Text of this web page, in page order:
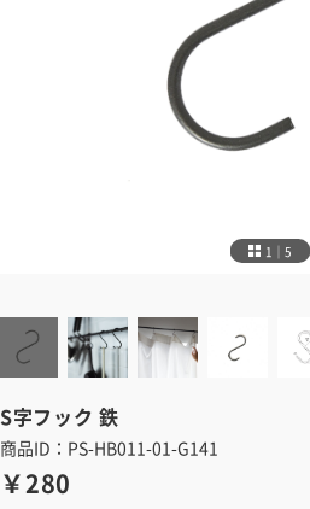
1｜5
S字フック 鉄
商品ID：PS-HB011-01-G141
￥280